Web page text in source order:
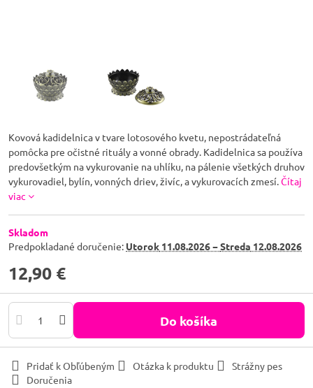
Kovová kadidelnica v tvare lotosového kvetu, nepostrádateľná
pomôcka pre očistné rituály a vonné obrady. Kadidelnica sa používa
predovšetkým na vykurovanie na uhlíku, na pálenie všetkých druhov
vykurovadiel, bylín, vonných driev, živíc, a vykurovacích zmesí.Čítaj
viac
Skladom
Predpokladané doručenie: Utorok 11.08.2026 −Streda 12.08.2026
12,90 €
Do košíka
Pridať k Obľúbeným Otázka k produktu
Strážny pes
Doručenia